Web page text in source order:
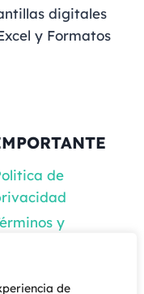
de
digitales
y Formatos
de
y